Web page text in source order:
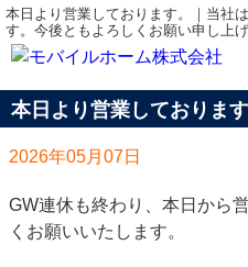
本日より営業しております。｜当社
す。今後ともよろしくお願い申し上げ
本日より営業しております
2026年05月07日
GW連休も終わり、本日から
くお願いいたします。